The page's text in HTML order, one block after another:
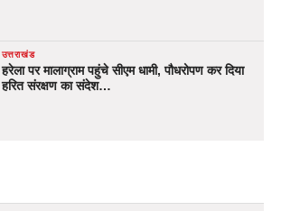
उत्तराखंड
हरेला पर मालाग्राम पहुंचे सीएम धामी, पौधरोपण कर दिया
हरित संरक्षण का संदेश…